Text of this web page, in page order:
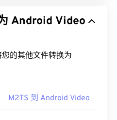
Android Video
的其他文件转换为
M2TS 到 Android Video